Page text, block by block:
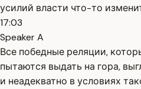
усилий власти что-то
17:03
Speaker A
Все победные реляции,
пытаются выдать на гора,
и неадекватно в условиях